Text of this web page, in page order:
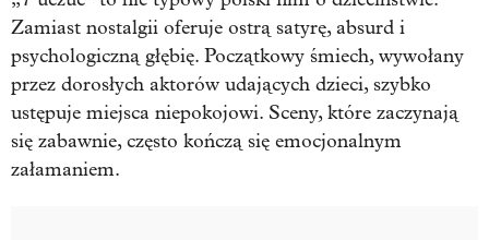
Zamiast nostalgii oferuje ostrą satyrę, absurd i
psychologiczną głębię. Początkowy śmiech, wywołany
przez dorosłych aktorów udających dzieci, szybko
ustępuje miejsca niepokojowi. Sceny, które zaczynają
się zabawnie, często kończą się emocjonalnym
załamaniem.